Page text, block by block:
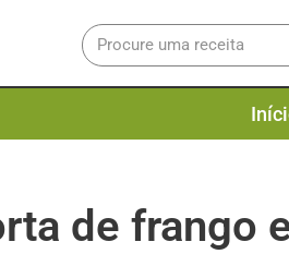
de frango